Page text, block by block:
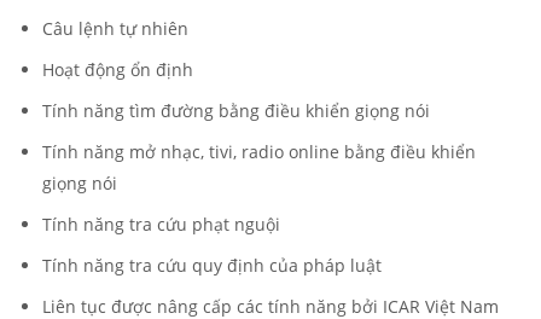
Câu lệnh tự nhiên
Hoạt động ổn định
Tính năng tìm đường bằng điều khiển giọng nói
Tính năng mở nhạc, tivi, radio online bằng điều khiển
giọng nói
Tính năng tra cứu phạt nguội
Tính năng tra cứu quy định của pháp luật
Liên tục được nâng cấp các tính năng bởi ICAR Việt Nam